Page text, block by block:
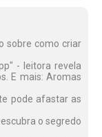
sobre como criar
- leitora revela
E mais: Aromas
pode afastar as
o segredo